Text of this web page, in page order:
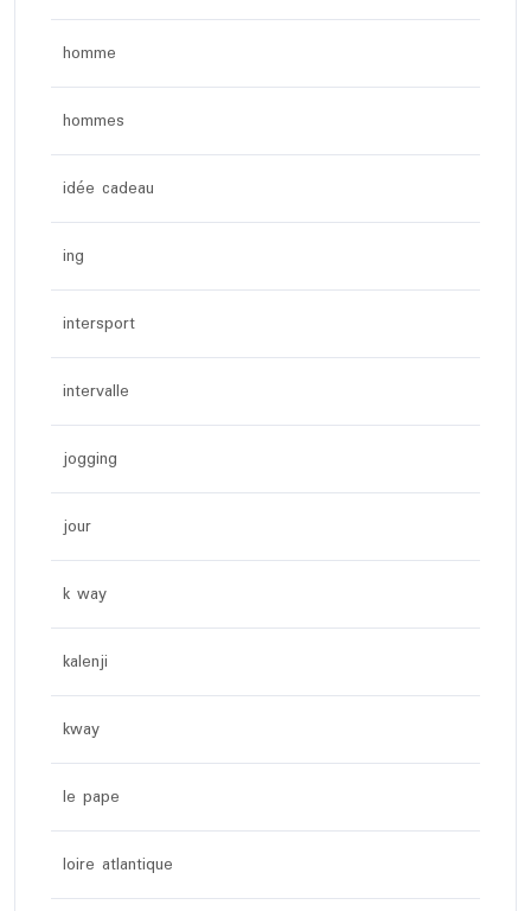
homme
hommes
idée cadeau
ing
intersport
intervalle
jogging
jour
k way
kalenji
kway
le pape
loire atlantique